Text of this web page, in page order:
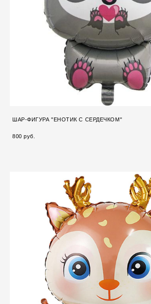
ШАР-ФИГУРА "ЕНОТИК С СЕРДЕЧКОМ"
800 pуб.